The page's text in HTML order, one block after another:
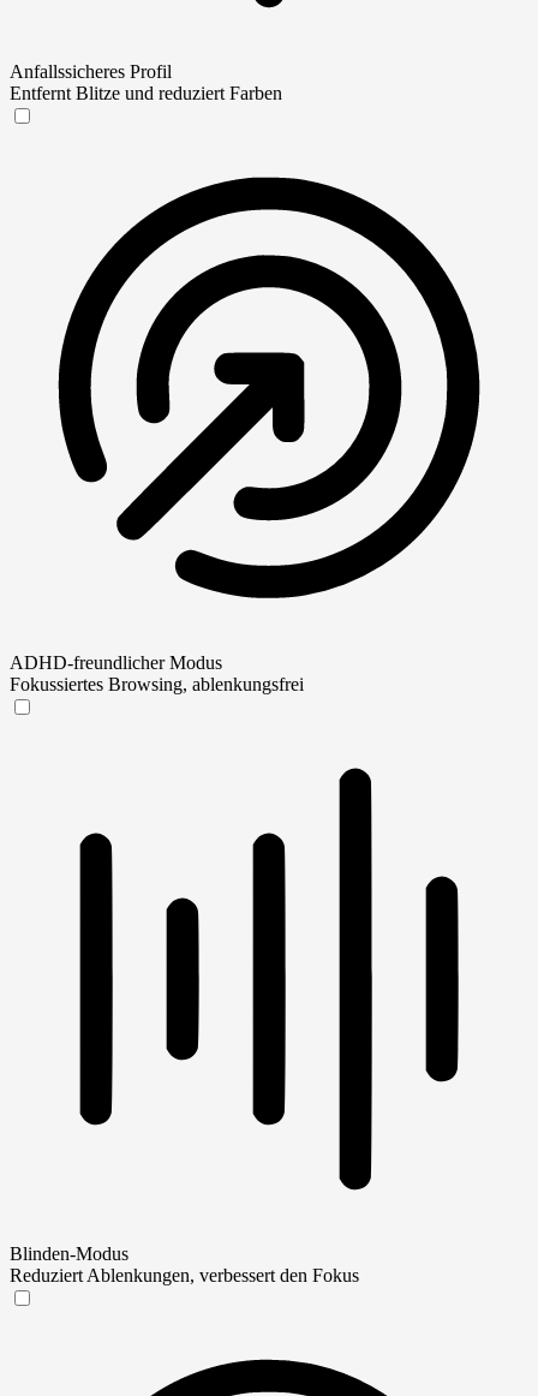
Anfallssicheres Profil
Entfernt Blitze und reduziert Farben
ADHD-freundlicher Modus
Fokussiertes Browsing, ablenkungsfrei
Blinden-Modus
Reduziert Ablenkungen, verbessert den Fokus